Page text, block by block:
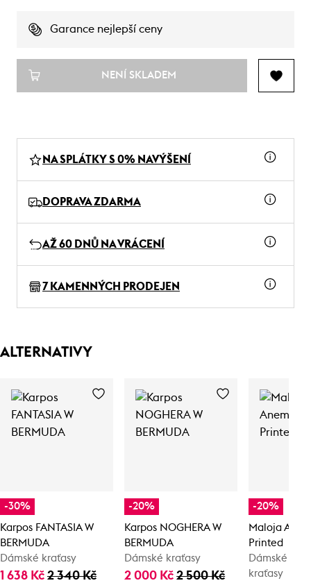
Garance nejlepší ceny
NENÍ SKLADEM
NA SPLÁTKY S 0% NAVÝŠENÍ
DOPRAVA ZDARMA
AŽ 60 DNŮ NA VRÁCENÍ
7 KAMENNÝCH PRODEJEN
ALTERNATIVY
-30%
Karpos FANTASIA W
BERMUDA
Dámské kraťasy
1 638 Kč 2 340 Kč
-20%
Karpos NOGHERA W
BERMUDA
Dámské kraťasy
2 000 Kč2 500 Kč
-20%
Maloja
Printed
Dámské
kraťasy